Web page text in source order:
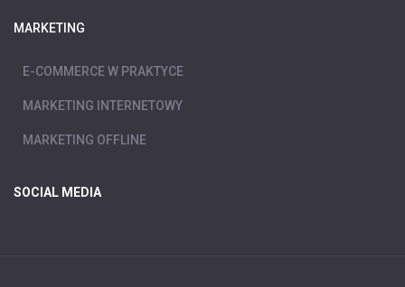
MARKETING
E-COMMERCE W PRAKTYCE
MARKETING INTERNETOWY
MARKETING OFFLINE
SOCIAL MEDIA